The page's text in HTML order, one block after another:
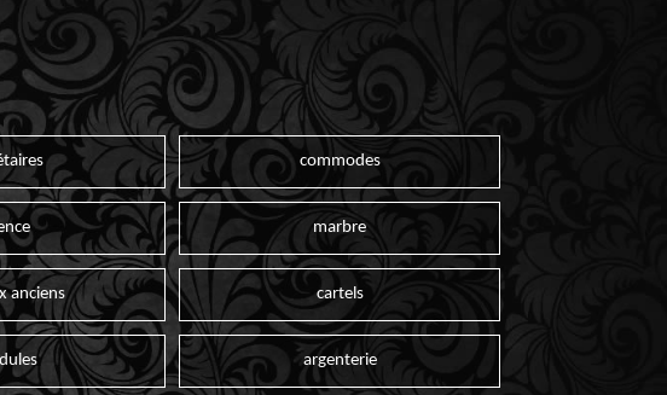
commodes
marbre
anciens cartels
argenterie